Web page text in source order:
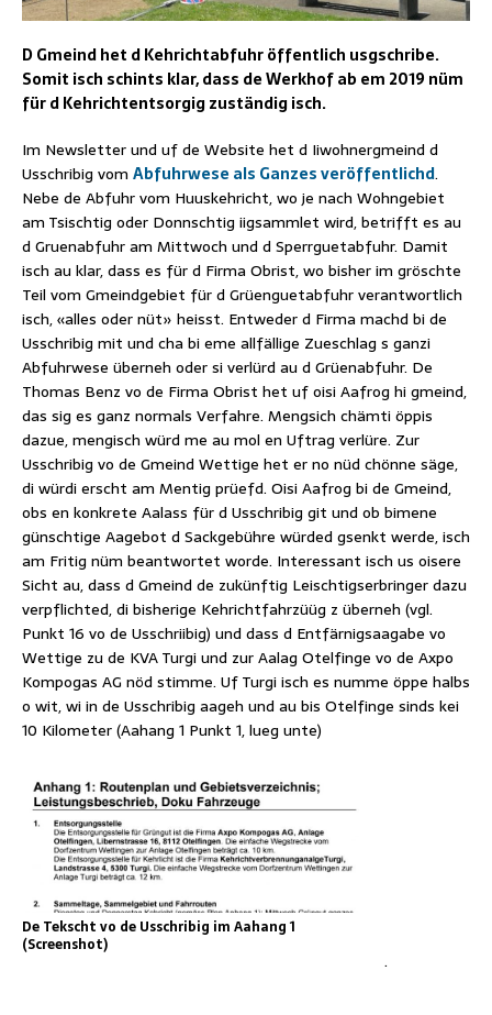
D Gmeind het d Kehrichtabfuhr öffentlich usgschribe.
Somit isch schints klar, dass de Werkhof ab em 2019 nüm
für d Kehrichtentsorgig zuständig isch.
Im Newsletter und uf de Website het d Iiwohnergmeind d
Usschribig vom Abfuhrwese als Ganzes veröffentlichd.
Nebe de Abfuhr vom Huuskehricht, wo je nach Wohngebiet
am Tsischtig oder Donnschtig iigsammlet wird, betrifft es au
d Gruenabfuhr am Mittwoch und d Sperrguetabfuhr. Damit
isch au klar, dass es für d Firma Obrist, wo bisher im gröschte
Teil vom Gmeindgebiet für d Grüenguetabfuhr verantwortlich
isch, «alles oder nüt» heisst. Entweder d Firma machd bi de
Usschribig mit und cha bi eme allfällige Zueschlag s ganzi
Abfuhrwese überneh oder si verlürd au d Grüenabfuhr. De
Thomas Benz vo de Firma Obrist het uf oisi Aafrog hi gmeind,
das sig es ganz normals Verfahre. Mengsich chämti öppis
dazue, mengisch würd me au mol en Uftrag verlüre. Zur
Usschribig vo de Gmeind Wettige het er no nüd chönne säge,
di würdi erscht am Mentig prüefd. Oisi Aafrog bi de Gmeind,
obs en konkrete Aalass für d Usschribig git und ob bimene
günschtige Aagebot d Sackgebühre würded gsenkt werde, isch
am Fritig nüm beantwortet worde. Interessant isch us oisere
Sicht au, dass d Gmeind de zukünftig Leischtigserbringer dazu
verpflichted, di bisherige Kehrichtfahrzüüg z überneh (vgl.
Punkt 16 vo de Usschriibig) und dass d Entfärnigsaagabe vo
Wettige zu de KVA Turgi und zur Aalag Otelfinge vo de Axpo
Kompogas AG nöd stimme. Uf Turgi isch es numme öppe halbs
o wit, wi in de Usschribig aageh und au bis Otelfinge sinds kei
10 Kilometer (Aahang 1 Punkt 1, lueg unte)
De Tekscht vo de Usschribig im Aahang 1
(Screenshot)
.